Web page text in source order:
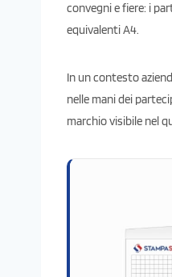
convegni e fiere: i
equivalenti A4.
In un contesto
nelle mani dei
marchio visibile nel